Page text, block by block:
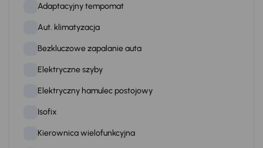
Adaptacyjny tempomat
Aut. klimatyzacja
Bezkluczowe zapalanie auta
Elektryczne szyby
Elektryczny hamulec postojowy
Isofix
Kierownica wielofunkcyjna